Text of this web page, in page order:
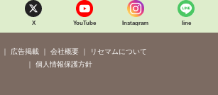
X YouTube Instagram line
広告掲載 会社概要
リセマムについて
個人情報保護方針